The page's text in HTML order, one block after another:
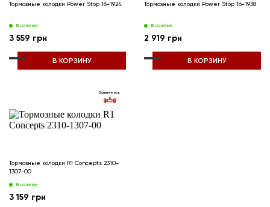
Тормозные колодки Power Stop 16-1924
В наличии
3 559 грн
В КОРЗИНУ
Тормозные колодки Power Stop 16-1938
В наличии
2 919 грн
В КОРЗИНУ
Задняя ось
Тормозные колодки R1 Concepts 2310-
1307-00
В наличии
3 159 грн